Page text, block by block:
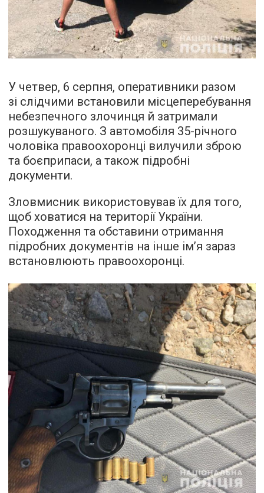
У четвер, 6 серпня, оперативники разом
зі слідчими встановили місцеперебування
небезпечного злочинця й затримали
розшукуваного. З автомобіля 35-річного
чоловіка правоохоронці вилучили зброю
та боєприпаси, а також підробні
документи.
Зловмисник використовував їх для того,
щоб ховатися на території України.
Походження та обставини отримання
підробних документів на інше ім’я зараз
встановлюють правоохоронці.